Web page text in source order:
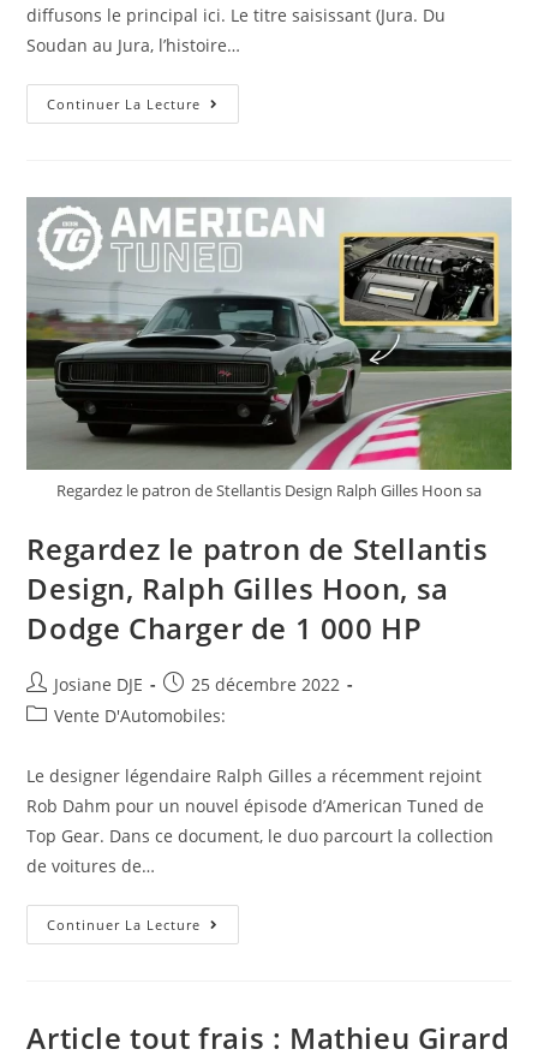
diffusons le principal ici. Le titre saisissant (Jura. Du
Soudan au Jura, l’histoire…
Continuer La Lecture A
Lire
Jura.
Du
Soudan
Au
Jura,
L’histoire
De
Mohamed,
Du
Garage
Solidaire
Regardez le patron de Stellantis Design Ralph Gilles Hoon sa
Regardez le patron de Stellantis
Design, Ralph Gilles Hoon, sa
Dodge Charger de 1 000 HP
Auteur/autrice
de
Josiane DJE
Post
published:
25 décembre 2022
PostVente D'Automobiles:
Le designer légendaire Ralph Gilles a récemment rejoint
Rob Dahm pour un nouvel épisode d’American Tuned de
Top Gear. Dans ce document, le duo parcourt la collection
de voitures de…
Continuer La Lecture Regardez
Le
Ralph
Gilles
Article tout frais : Mathieu Girard